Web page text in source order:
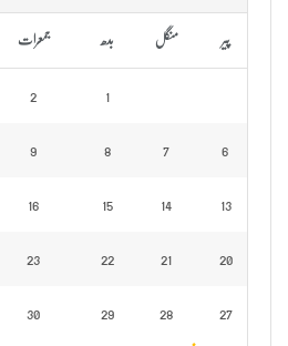
پیر منگل بدھ جمعرات
1
2
6
7
8
9
13
14
15
16
20
21
22
23
27
28
29
30